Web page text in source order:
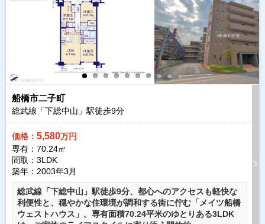
船橋市二子町
総武線「下総中山」駅徒歩9分
価格： 5,580万円
専有：70.24㎡
間取：3LDK
築年：2003年3月
総武線「下総中山」駅徒歩9分、都心へのアクセスも軽快な
利便性と、穏やかな住環境が調和する街に佇む「メイツ船橋
ウェストハウス」。専有面積70.24平米のゆとりある3LDK